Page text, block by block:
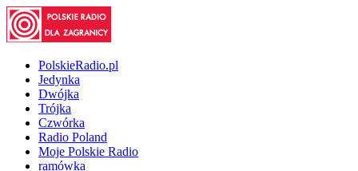
PolskieRadio.pl
Jedynka
Dwójka
Trójka
Czwórka
Radio Poland
Moje Polskie Radio
ramówka